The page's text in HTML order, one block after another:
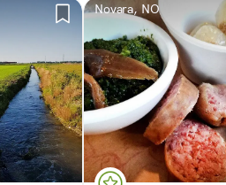
Novara, NO